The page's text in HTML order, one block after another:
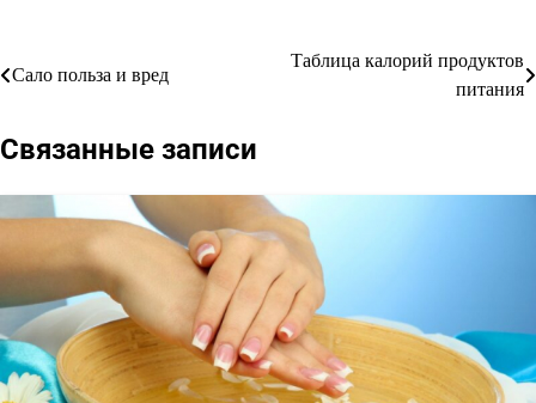
Навигация
записям
Сало польза и вред
Таблица калорий продуктов
питания
Связанные записи